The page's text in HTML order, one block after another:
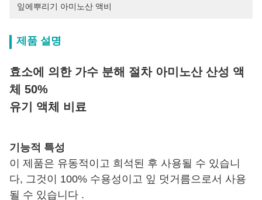
잎에뿌리기 아미노산 액비
제품 설명
효소에 의한 가수 분해 절차 아미노산 산성 액
체 50%
유기 액체 비료
기능적 특성
이 제품은 유동적이고 희석된 후 사용될 수 있습니
다, 그것이 100% 수용성이고 잎 덧거름으로서 사용
될 수 있습니다 .